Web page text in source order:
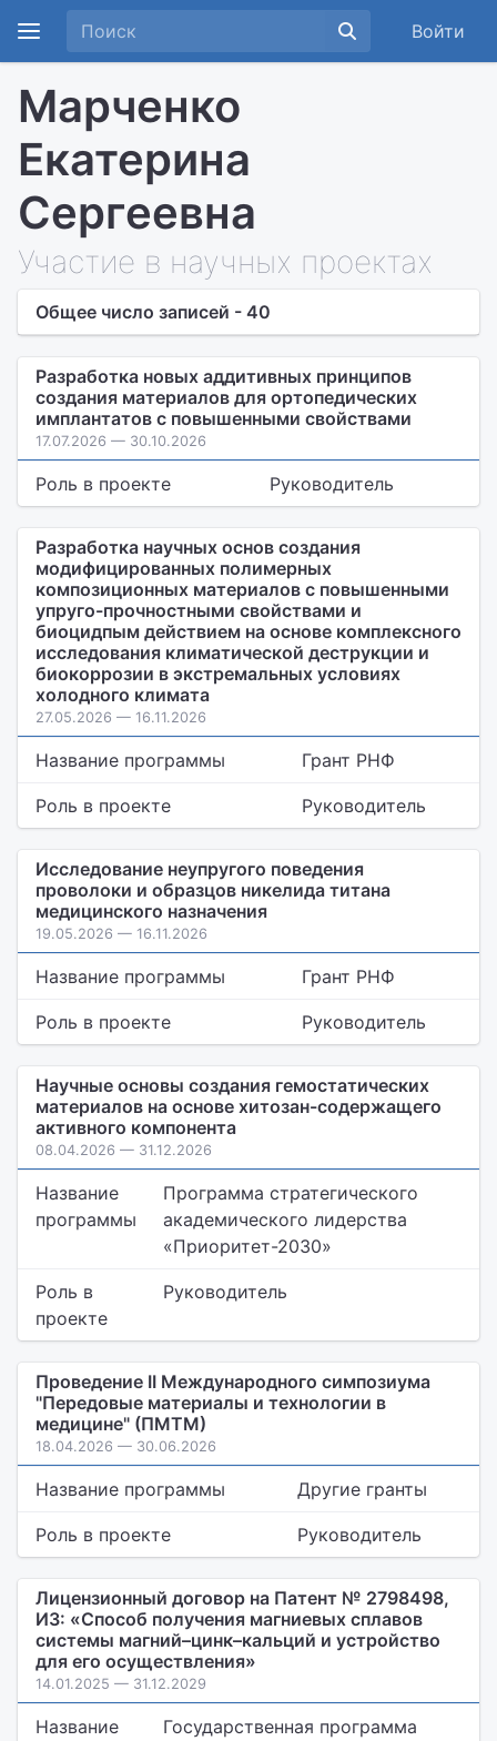
Войти
Марченко
Екатерина
Сергеевна
Участие в научных проектах
Общее число записей - 40
Разработка новых аддитивных принципов
создания материалов для ортопедических
имплантатов с повышенными свойствами
17.07.2026 — 30.10.2026
Роль в проекте Руководитель
Разработка научных основ создания
модифицированных полимерных
композиционных материалов с повышенными
упруго-прочностными свойствами и
биоцидпым действием на основе комплексного
исследования климатической деструкции и
биокоррозии в экстремальных условиях
холодного климата
27.05.2026 — 16.11.2026
Название программы Грант РНФ
Роль в проекте Руководитель
Исследование неупругого поведения
проволоки и образцов никелида титана
медицинского назначения
19.05.2026 — 16.11.2026
Название программы Грант РНФ
Роль в проекте Руководитель
Научные основы создания гемостатических
материалов на основе хитозан-содержащего
активного компонента
08.04.2026 — 31.12.2026
Название
программы
Программа стратегического
академического лидерства
«Приоритет-2030»
Роль в
проекте
Руководитель
Проведение II Международного симпозиума
"Передовые материалы и технологии в
медицине" (ПМТМ)
18.04.2026 — 30.06.2026
Название программы Другие гранты
Роль в проекте Руководитель
Лицензионный договор на Патент № 2798498,
ИЗ: «Способ получения магниевых сплавов
системы магний–цинк–кальций и устройство
для его осуществления»
14.01.2025 — 31.12.2029
Название
Государственная программа